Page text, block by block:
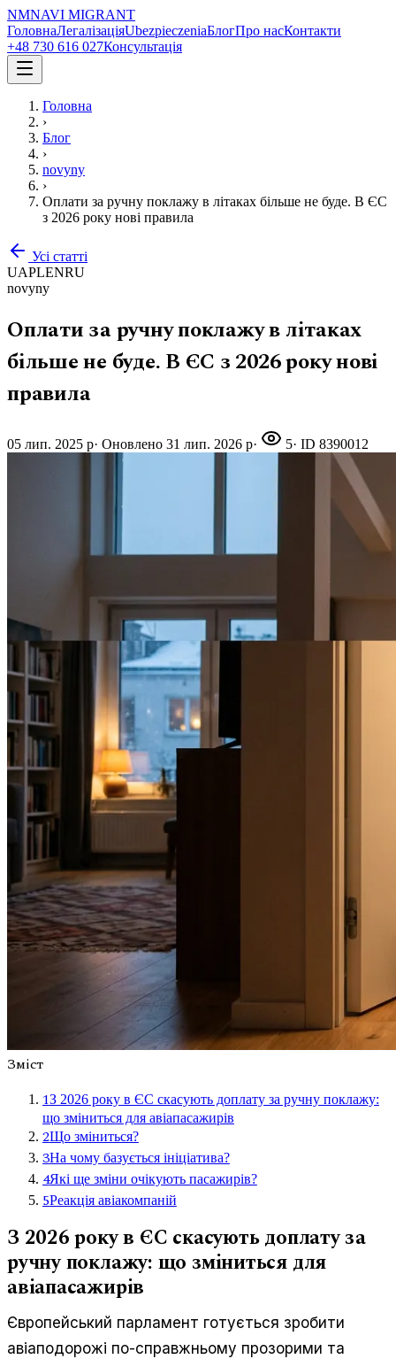
NMNAVI MIGRANT
ГоловнаЛегалізаціяUbezpieczeniaБлогПро насКонтакти
+48 730 616 027Консультація
Головна
›
Блог
›
novyny
›
Оплати за ручну поклажу в літаках більше не буде. В ЄС
з 2026 року нові правила
Усі статті
UAPLENRU
novyny
Оплати за ручну поклажу в літаках
більше не буде. В ЄС з 2026 року нові
правила
05 лип. 2025 р· Оновлено 31 лип. 2026 р· 5· ID 8390012
Зміст
1З 2026 року в ЄС скасують доплату за ручну поклажу:
що зміниться для авіапасажирів
2Що зміниться?
3На чому базується ініціатива?
4Які ще зміни очікують пасажирів?
5Реакція авіакомпаній
З 2026 року в ЄС скасують доплату за
ручну поклажу: що зміниться для
авіапасажирів
Європейський парламент готується зробити
авіаподорожі по-справжньому прозорими та